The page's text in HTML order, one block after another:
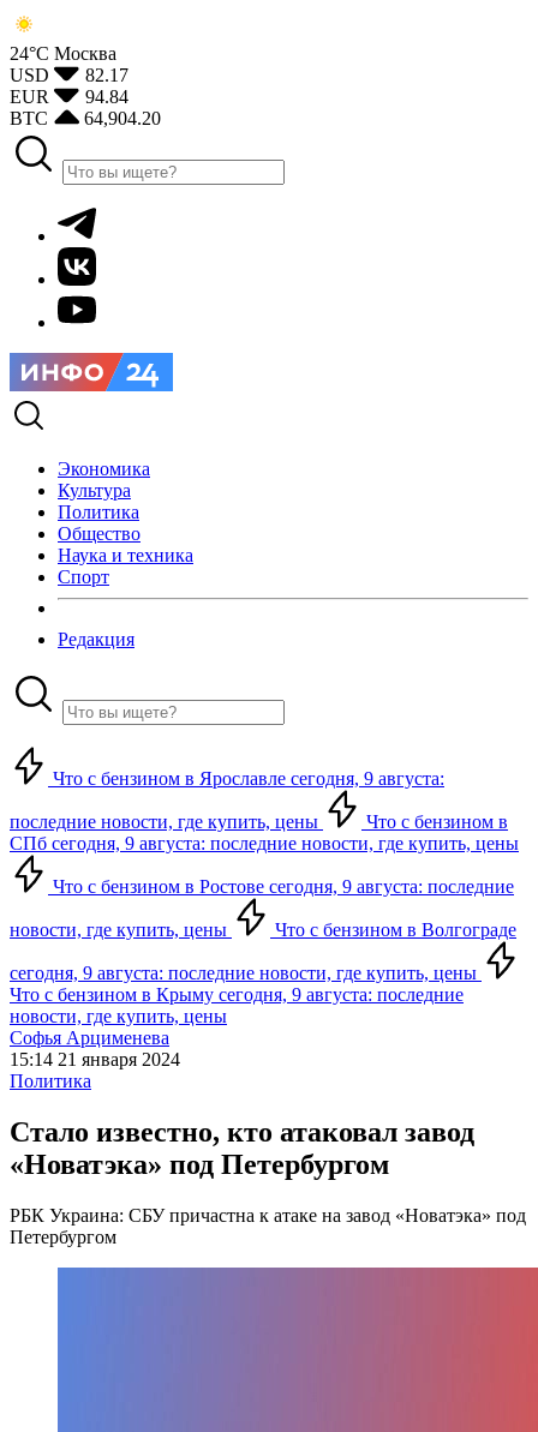
24°С Москва
USD
82.17
EUR
94.84
BTC
64,904.20
Экономика
Культура
Политика
Общество
Наука и техника
Спорт
Редакция
Что с бензином в Ярославле сегодня, 9 августа:
последние новости, где купить, цены
Что с бензином в
СПб сегодня, 9 августа: последние новости, где купить, цены
Что с бензином в Ростове сегодня, 9 августа: последние
новости, где купить, цены Что с бензином в Волгограде
сегодня, 9 августа: последние новости, где купить, цены
Что с бензином в Крыму сегодня, 9 августа: последние
новости, где купить, цены
Софья Арцименева
15:14 21 января 2024
Политика
Стало известно, кто атаковал завод
«Новатэка» под Петербургом
РБК Украина: СБУ причастна к атаке на завод «Новатэка» под
Петербургом